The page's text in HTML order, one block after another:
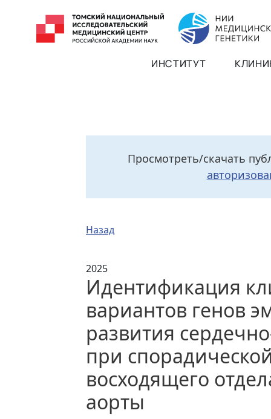
ИНСТИТУТ
Просмотреть/скачать
Назад
2025
Идентификация
вариантов генов
развития
при
восходящего
аорты